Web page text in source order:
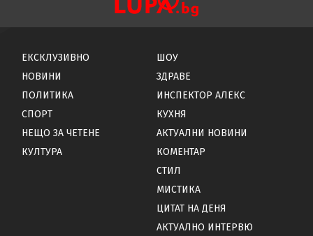
ЕКСКЛУЗИВНО
НОВИНИ
ПОЛИТИКА
СПОРТ
НЕЩО ЗА ЧЕТЕНЕ
КУЛТУРА
ШОУ
ЗДРАВЕ
ИНСПЕКТОР АЛЕКС
КУХНЯ
АКТУАЛНИ НОВИНИ
КОМЕНТАР
СТИЛ
МИСТИКА
ЦИТАТ НА ДЕНЯ
АКТУАЛНО ИНТЕРВЮ